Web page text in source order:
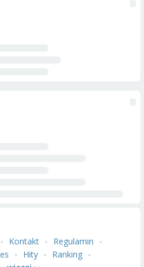
Kontakt
Regulamin
Hity
Ranking